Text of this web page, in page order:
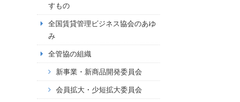
すもの
全国賃貸管理ビジネス協会のあゆ
み
全管協の組織
新事業・新商品開発委員会
会員拡大・少短拡大委員会